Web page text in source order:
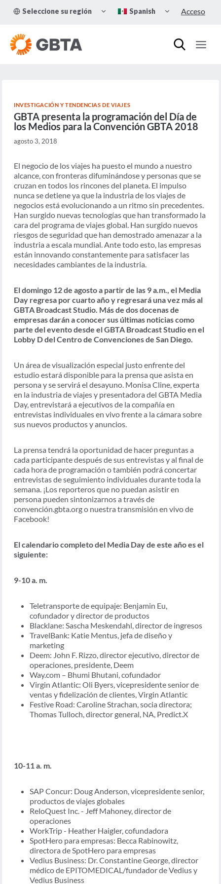
Seleccione su región
TOGGLE
CHILD
Spanish
CHILDAcceso
INVESTIGACIÓN Y TENDENCIAS DE VIAJES
GBTA presenta la programación del Día de
los Medios para la Convención GBTA 2018
agosto 3, 2018
El negocio de los viajes ha puesto el mundo a nuestro
alcance, con fronteras difuminándose y personas que se
cruzan en todos los rincones del planeta. El impulso
nunca se detiene ya que la industria de los viajes de
negocios está evolucionando a un ritmo sin precedentes.
Han surgido nuevas tecnologías que han transformado la
cara del programa de viajes global. Han surgido nuevos
riesgos de seguridad que han demostrado amenazar a la
industria a escala mundial. Ante todo esto, las empresas
están innovando constantemente para satisfacer las
necesidades cambiantes de la industria.
El domingo 12 de agosto a partir de las 9 a.m., el Media
Day regresa por cuarto año y regresará una vez más al
GBTA Broadcast Studio. Más de dos docenas de
empresas darán a conocer sus últimas noticias como
parte del evento desde el GBTA Broadcast Studio en el
Lobby D del Centro de Convenciones de San Diego.
Un área de visualización especial justo enfrente del
estudio estará disponible para la prensa que asista en
persona y se servirá el desayuno. Monisa Cline, experta
en la industria de viajes y presentadora del GBTA Media
Day, entrevistará a ejecutivos de la compañía en
entrevistas individuales en vivo frente a la cámara sobre
sus nuevos productos y anuncios.
La prensa tendrá la oportunidad de hacer preguntas a
cada participante después de sus entrevistas y al final de
cada hora de programación o también podrá concertar
entrevistas de seguimiento individuales durante toda la
semana. ¡Los reporteros que no puedan asistir en
persona pueden sintonizarnos a través de
convención.gbta.org o nuestra transmisión en vivo de
Facebook!
El calendario completo del Media Day de este año es el
siguiente:
9-10 a. m.
Teletransporte de equipaje: Benjamin Eu,
cofundador y director de productos
Blacklane: Sascha Meskendahl, director de ingresos
TravelBank: Katie Mentus, jefa de diseño y
marketing
Deem: John F. Rizzo, director ejecutivo, director de
operaciones, presidente, Deem
Way.com – Bhumi Bhutani, cofundador
Virgin Atlantic: Oli Byers, vicepresidente senior de
ventas y fidelización de clientes, Virgin Atlantic
Festive Road: Caroline Strachan, socia directora;
Thomas Tulloch, director general, NA, Predict.X
10-11 a. m.
SAP Concur: Doug Anderson, vicepresidente senior,
productos de viajes globales
ReloQuest Inc. - Jeff Mahoney, director de
operaciones
WorkTrip - Heather Haigler, cofundadora
SpotHero para empresas: Becca Rabinowitz,
directora de SpotHero para empresas
Vedius Business: Dr. Constantine George, director
médico de EPITOMEDICAL/fundador de Vedius y
Vedius Business